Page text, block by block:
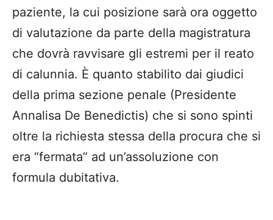
paziente, la cui posizione sarà ora oggetto
di valutazione da parte della magistratura
che dovrà ravvisare gli estremi per il reato
di calunnia. È quanto stabilito dai giudici
della prima sezione penale (Presidente
Annalisa De Benedictis) che si sono spinti
oltre la richiesta stessa della procura che si
era “fermata” ad un’assoluzione con
formula dubitativa.